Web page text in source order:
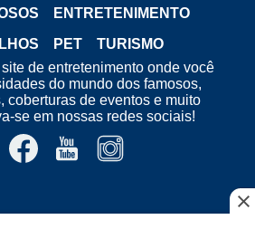
ENTRETENIMENTO
PET
TURISMO
de entretenimento onde você
do mundo dos famosos,
coberturas de eventos e muito
se em nossas redes sociais!